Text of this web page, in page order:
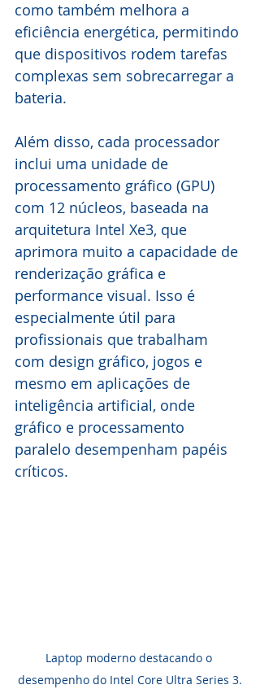
como também melhora a
eficiência energética, permitindo
que dispositivos rodem tarefas
complexas sem sobrecarregar a
bateria.
Além disso, cada processador
inclui uma unidade de
processamento gráfico (GPU)
com 12 núcleos, baseada na
arquitetura Intel Xe3, que
aprimora muito a capacidade de
renderização gráfica e
performance visual. Isso é
especialmente útil para
profissionais que trabalham
com design gráfico, jogos e
mesmo em aplicações de
inteligência artificial, onde
gráfico e processamento
paralelo desempenham papéis
críticos.
Laptop moderno destacando o
desempenho do Intel Core Ultra Series 3.